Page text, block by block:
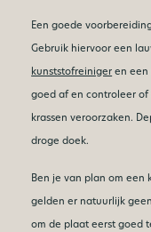
Een goede
Gebruik hiervoor een
kunststofreiniger en een
goed af en controleer
krassen veroorzaken.
droge doek.
Ben je van plan om een
gelden er natuurlijk
om de plaat eerst goed